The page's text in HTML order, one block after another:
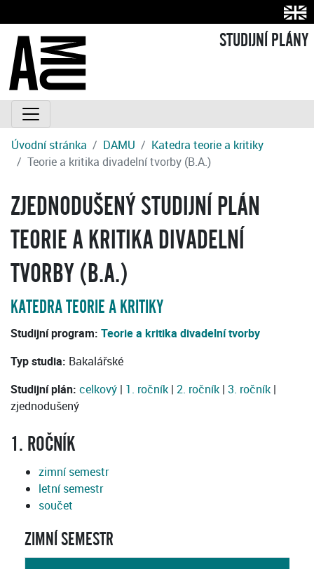
STUDIJNÍ PLÁNY
Úvodní stránka DAMU
Katedra teorie a kritiky
Teorie a kritika divadelní tvorby (B.A.)
ZJEDNODUŠENÝ STUDIJNÍ PLÁN
TEORIE A KRITIKA DIVADELNÍ
TVORBY (B.A.)
KATEDRA TEORIE A KRITIKY
Studijní program: Teorie a kritika divadelní tvorby
Typ studia: Bakalářské
Studijní plán: celkový | 1. ročník | 2. ročník | 3. ročník |
zjednodušený
1. ROČNÍK
zimní semestr
letní semestr
součet
ZIMNÍ SEMESTR